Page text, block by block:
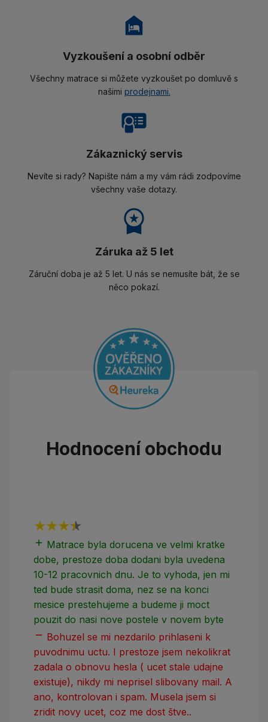
Vyzkoušení a osobní odběr
Všechny matrace si můžete vyzkoušet po domluvě s
našimi prodejnami.
Zákaznický servis
Nevíte si rady? Napište nám a my vám rádi zodpovíme
všechny vaše dotazy.
Záruka až 5 let
Záruční doba je až 5 let. U nás se nemusíte bát, že se
něco pokazí.
Hodnocení obchodu
add Matrace byla dorucena ve velmi kratke
dobe, prestoze doba dodani byla uvedena
10-12 pracovnich dnu. Je to vyhoda, jen mi
ted bude strasit doma, nez se na konci
mesice prestehujeme a budeme ji moct
pouzit do nasi nove postele v novem byte
remove Bohuzel se mi nezdarilo prihlaseni k
puvodnimu uctu. I prestoze jsem nekolikrat
zadala o obnovu hesla ( ucet stale udajne
existuje), nikdy mi neprisel slibovany mail. A
ano, kontrolovan i spam. Musela jsem si
zridit novy ucet, coz me dost štve..